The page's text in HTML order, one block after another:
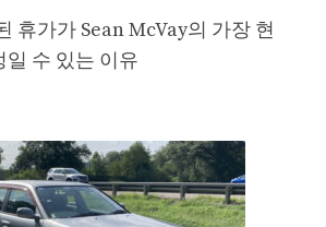
휴가가 Sean McVay의 가장 현
일 수 있는 이유